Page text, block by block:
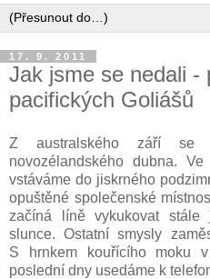
17. 9. 2011
Jak jsme se nedali -
pacifických Goliášů
Z australského září se
novozélandského dubna.
vstáváme do jiskrného
opuštěné společenské
začíná líně vykukovat stále
slunce. Ostatní smysly
S hrnkem kouřícího moku
poslední dny usedáme k